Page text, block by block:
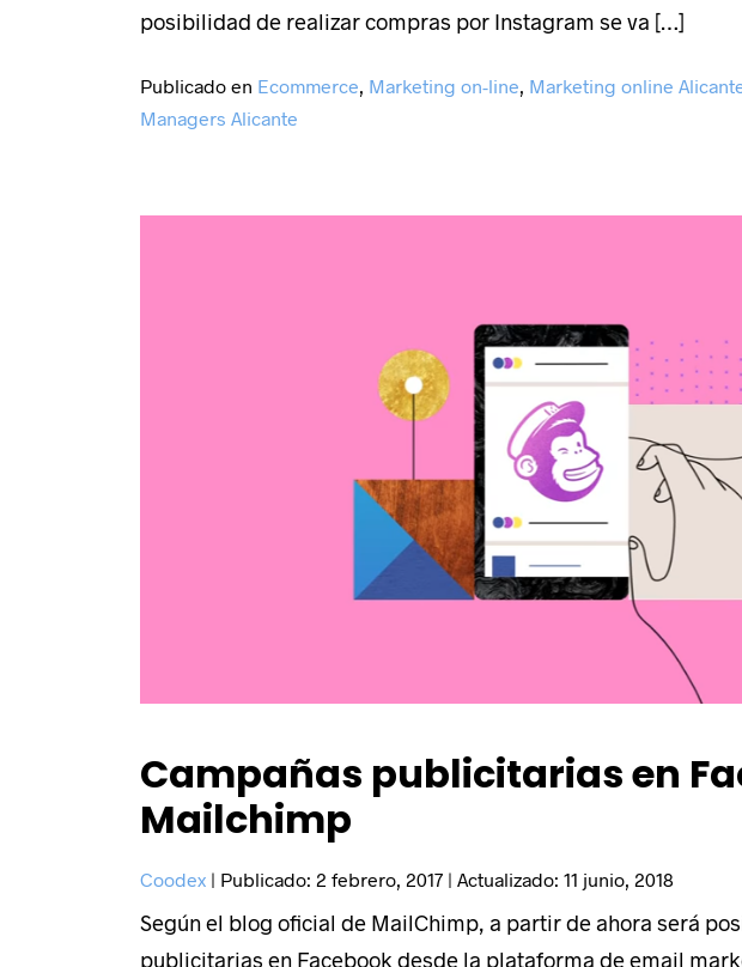
posibilidad de realizar compras por Instagram se va […]
Publicado en Ecommerce, Marketing on-line, Marketing online
Managers Alicante
Campañas publicitarias en
Mailchimp
Coodex | Publicado: 2 febrero, 2017 | Actualizado: 11 junio, 2018
Según el blog oficial de MailChimp, a partir de ahora será
publicitarias en Facebook desde la plataforma de email